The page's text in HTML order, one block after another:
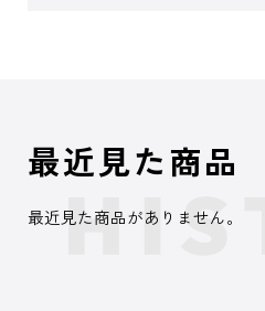
最近見た商品
最近見た商品がありません。